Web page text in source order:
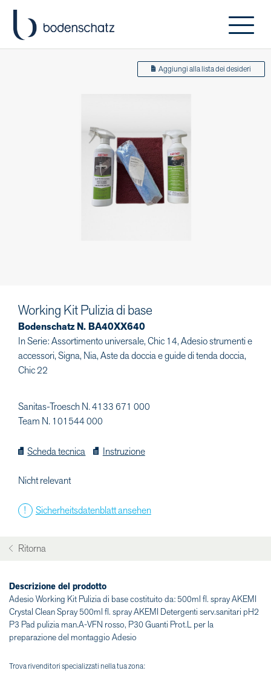
Aggiungi alla lista dei desideri
Working Kit Pulizia di base
Bodenschatz N. BA40XX640
In Serie: Assortimento universale, Chic 14, Adesio strumenti e
accessori, Signa, Nia, Aste da doccia e guide di tenda doccia,
Chic 22
Sanitas-Troesch N. 4133 671 000
Team N. 101544 000
Scheda tecnica Instruzione
Nicht relevant
Sicherheitsdatenblatt ansehen
Ritorna
Descrizione del prodotto
Adesio Working Kit Pulizia di base costituito da: 500ml fl. spray AKEMI
Crystal Clean Spray 500ml fl. spray AKEMI Detergenti serv.sanitari pH2
P3 Pad pulizia man.A-VFN rosso, P30 Guanti Prot.L per la
preparazione del montaggio Adesio
Trova rivenditori specializzati nella tua zona: